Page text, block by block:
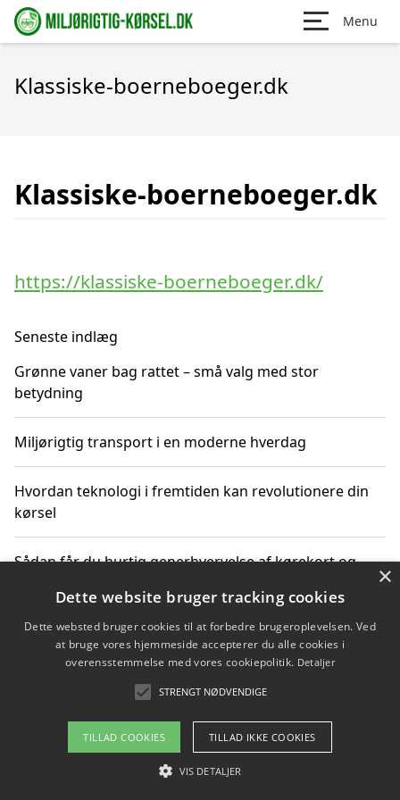
Menu
Klassiske-boerneboeger.dk
Klassiske-boerneboeger.dk
https://klassiske-boerneboeger.dk/
Seneste indlæg
Grønne vaner bag rattet – små valg med stor
betydning
Miljørigtig transport i en moderne hverdag
Hvordan teknologi i fremtiden kan revolutionere din
kørsel
Sådan får du hurtig generhvervelse af kørekort og
Sådan lærer du miljørigtig kørsel hos en køreskole i
Gentofte
Copyright 2026 - Pilanto Aps
Om / kontakt
×
Dette website bruger tracking cookies
Dette websted bruger cookies til at forbedre brugeroplevelsen. Ved
at bruge vores hjemmeside accepterer du alle cookies i
overensstemmelse med vores cookiepolitik. Detaljer
STRENGT NØDVENDIGE
TILLAD COOKIES TILLAD IKKE COOKIES
VIS DETALJER